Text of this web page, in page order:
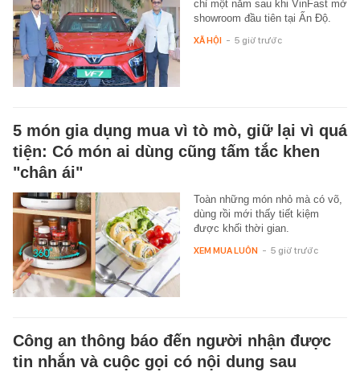
chỉ một năm sau khi VinFast mở
showroom đầu tiên tại Ấn Độ.
XÃ HỘI - 5 giờ trước
5 món gia dụng mua vì tò mò, giữ lại vì quá
tiện: Có món ai dùng cũng tấm tắc khen
"chân ái"
Toàn những món nhỏ mà có võ,
dùng rồi mới thấy tiết kiệm
được khối thời gian.
XEM MUA LUÔN - 5 giờ trước
Công an thông báo đến người nhận được
tin nhắn và cuộc gọi có nội dung sau